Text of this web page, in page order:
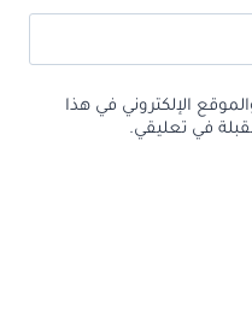
الإلكتروني في هذا
في تعليقي.